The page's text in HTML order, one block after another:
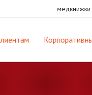
медкнижки